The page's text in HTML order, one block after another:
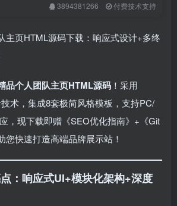
3894381266 付费技术支持
主页HTML源码下载：响应式设计+多终
品个人团队主页HTML源码 ！采用
术，集成8套极简风格模板，支持PC/
，现下载即赠《SEO优化指南》+《Git
您快速打造高端品牌展示站！
：响应式UI+模块化架构+深度